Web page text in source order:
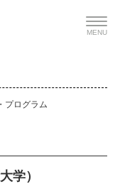
MENU
プログラム
学）